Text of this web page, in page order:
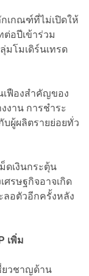
เกณฑ์ที่ไม่เปิดให้
อปีเข้าร่วม
มโมเดิร์นเทรด
เฟืองสำคัญของ
งาน การชำระ
บผู้ผลิตรายย่อยทั่ว
ดเงินกระตุ้น
ศรษฐกิจอาจเกิด
ลอตัวอีกครั้งหลัง
เพิ่ม
ยวชาญด้าน